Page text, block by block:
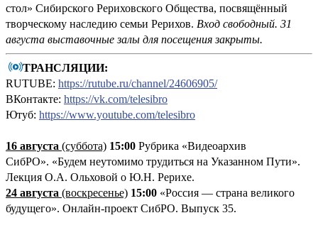
стол» Сибирского Рериховского Общества, посвящённый
творческому наследию семьи Рерихов. Вход свободный. 31
августа выставочные залы для посещения закрыты.
ТРАНСЛЯЦИИ:
RUTUBE: https://rutube.ru/channel/24606905/
ВКонтакте: https://vk.com/telesibro
Ютуб: https://www.youtube.com/telesibro
16 августа (суббота) 15:00 Рубрика «Видеоархив
СибРО». «Будем неутомимо трудиться на Указанном Пути».
Лекция О.А. Ольховой о Ю.Н. Рерихе.
24 августа (воскресенье) 15:00 «Россия — страна великого
будущего». Онлайн-проект СибРО. Выпуск 35.